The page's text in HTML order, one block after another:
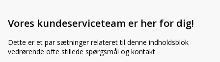
Vores kundeserviceteam er her for dig!
Dette er et par sætninger relateret til denne indholdsblok
vedrørende ofte stillede spørgsmål og kontakt